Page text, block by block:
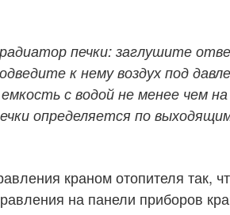
печки: заглушите
к нему воздух под
с водой не менее чем на
определяется по
краном отопителя так,
на панели приборов